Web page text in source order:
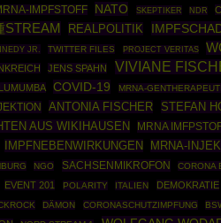
IMPFSTOFF NATO SKEPTIKER NDR
STREAM REALPOLITIK
JR. TWITTER FILES PROJECT VERITAS
JENS SPAHN VIVIANE
COVID-19 MRNA-
ANTONIA FISCHER STEFAN
AUS WIKIHAUSEN MRNA
IMPFNEBENWIRKUNGEN MRNA-
NGO SACHSENMIKROFON CORONA
EVENT 201 POLARITY ITALIEN DEMOKRATIE
DÄMON CORONASCHUTZIMPFUNG